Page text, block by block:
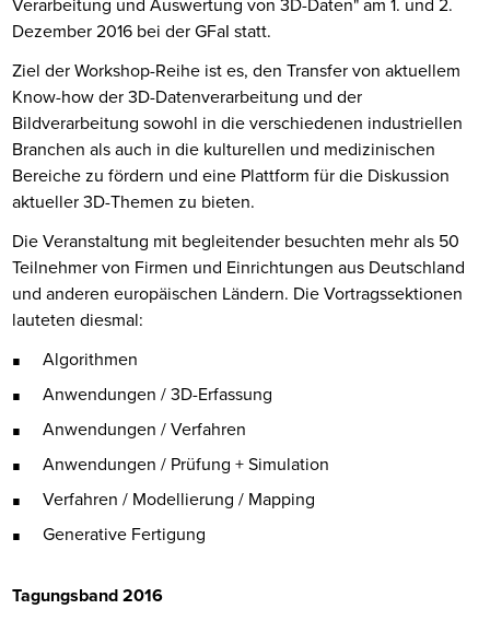
Dezember 2016 bei der GFaI statt.
Ziel der Workshop-Reihe ist es, den Transfer von aktuellem
Know-how der 3D-Datenverarbeitung und der
Bildverarbeitung sowohl in die verschiedenen industriellen
Branchen als auch in die kulturellen und medizinischen
Bereiche zu fördern und eine Plattform für die Diskussion
aktueller 3D-Themen zu bieten.
Die Veranstaltung mit begleitender besuchten mehr als 50
Teilnehmer von Firmen und Einrichtungen aus Deutschland
und anderen europäischen Ländern. Die Vortragssektionen
lauteten diesmal:
Algorithmen
Anwendungen / 3D-Erfassung
Anwendungen / Verfahren
Anwendungen / Prüfung + Simulation
Verfahren / Modellierung / Mapping
Generative Fertigung
Tagungsband 2016